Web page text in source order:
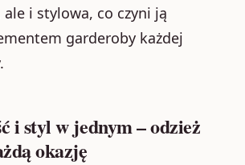
i stylowa, co czyni ją
garderoby każdej
i styl w jednym – odzież
okazję